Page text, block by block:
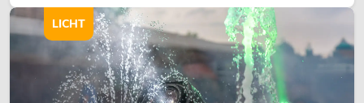
wirken lassen.
LICHT